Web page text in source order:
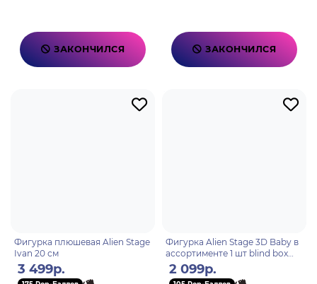
ЗАКОНЧИЛСЯ ЗАКОНЧИЛСЯ
Фигурка плюшевая Alien Stage
Ivan 20 см
3 499р.
Фигурка Alien Stage 3D Baby в
ассортименте 1 шт blind box
AET-0002
2 099р.